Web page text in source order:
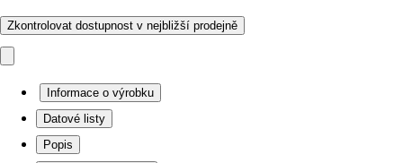
Zkontrolovat dostupnost v nejbližší prodejně
Informace o výrobku
Datové listy
Popis